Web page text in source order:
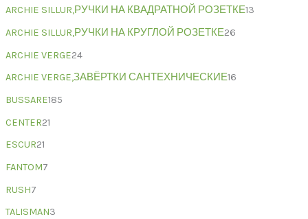
ARCHIE SILLUR,РУЧКИ НА КВАДРАТНОЙ РОЗЕТКЕ13
ARCHIE SILLUR,РУЧКИ НА КРУГЛОЙ РОЗЕТКЕ26
ARCHIE VERGE24
ARCHIE VERGE,ЗАВЁРТКИ САНТЕХНИЧЕСКИЕ16
BUSSARE185
CENTER21
ESCUR21
FANTOM7
RUSH7
TALISMAN3